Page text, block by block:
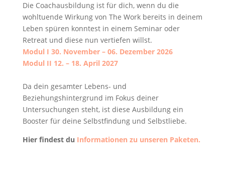
Die Coachausbildung ist für dich, wenn du die
wohltuende Wirkung von The Work bereits in deinem
Leben spüren konntest in einem Seminar oder
Retreat und diese nun vertiefen willst.
Modul I 30. November – 06. Dezember 2026
Modul II 12. – 18. April 2027
Da dein gesamter Lebens- und
Beziehungshintergrund im Fokus deiner
Untersuchungen steht, ist diese Ausbildung ein
Booster für deine Selbstfindung und Selbstliebe.
Hier findest du Informationen zu unseren Paketen.